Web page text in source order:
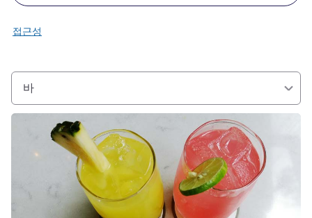
접근성
바
세부 정보 보기